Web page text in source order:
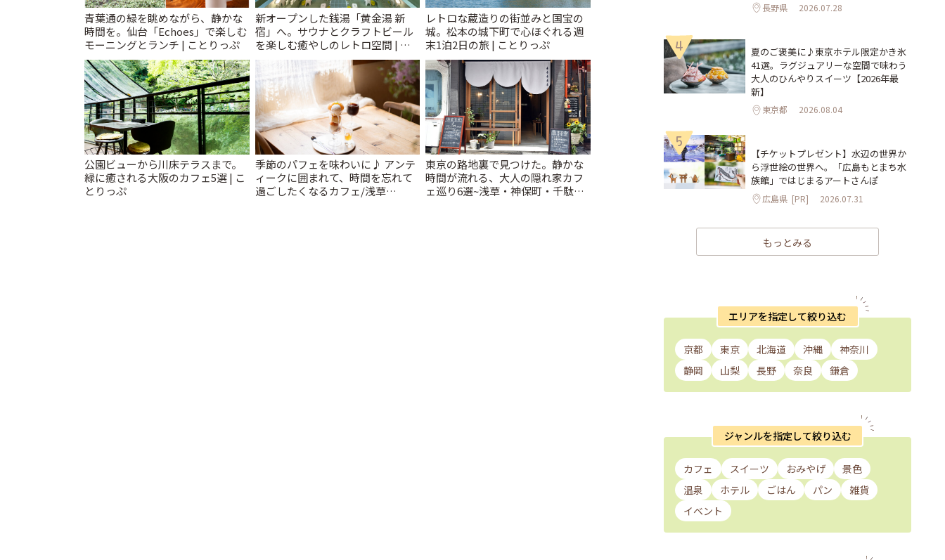
青葉通の緑を眺めながら、静かな
時間を。仙台「Echoes」で楽しむ
モーニングとランチ | ことりっぷ
新オープンした銭湯「黄金湯 新
宿」へ。サウナとクラフトビール
を楽しむ癒やしのレトロ空間 | こ
とりっぷ
レトロな蔵造りの街並みと国宝の
城。松本の城下町で心ほぐれる週
末1泊2日の旅 | ことりっぷ
公園ビューから川床テラスまで。
緑に癒される大阪のカフェ5選 | こ
とりっぷ
季節のパフェを味わいに♪ アンテ
ィークに囲まれて、時間を忘れて
過ごしたくなるカフェ/浅草
東京の路地裏で見つけた。静かな
時間が流れる、大人の隠れ家カフ
ェ巡り6選~浅草・神保町・千駄木
長野県 2026.07.28
4
夏のご褒美に♪東京ホテル限定かき氷
41選。ラグジュアリーな空間で味わう
大人のひんやりスイーツ【2026年最
新】
東京都 2026.08.04
5
【チケットプレゼント】水辺の世界か
ら浮世絵の世界へ。「広島もとまち水
族館」ではじまるアートさんぽ
広島県 [PR] 2026.07.31
もっとみる
エリアを指定して絞り込む
京都 東京 北海道 沖縄
神奈川
静岡
山梨 長野 奈良 鎌倉
ジャンルを指定して絞り込む
カフェ スイーツ おみやげ
景色
温泉
ホテル ごはん パン
雑貨
イベント